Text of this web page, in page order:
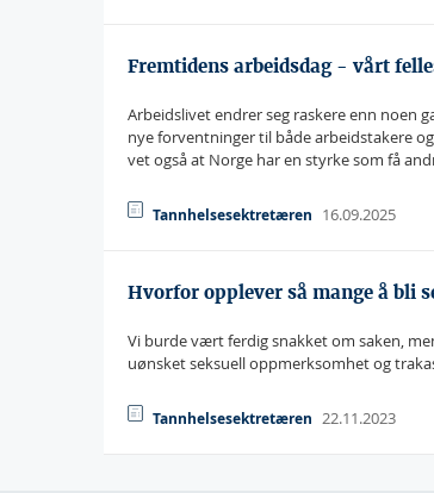
Fremtidens arbeidsdag - vårt
Arbeidslivet endrer seg raskere enn noen
nye forventninger til både arbeidstakere
vet også at Norge har en styrke som få
Tannhelsesektretæren 16.09.2025
Hvorfor opplever så mange å bli
Vi burde vært ferdig snakket om saken,
uønsket seksuell oppmerksomhet og
Tannhelsesektretæren 22.11.2023